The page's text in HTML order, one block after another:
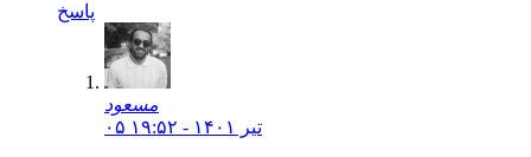
پاسخ
مسعود
۰۵ تیر ۱۴۰۱ - ۱۹:۵۲